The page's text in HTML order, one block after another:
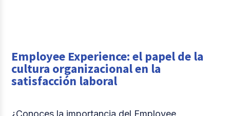
Employee Experience: el papel de la
cultura organizacional en la
satisfacción laboral
¿Conoces la importancia del Employee